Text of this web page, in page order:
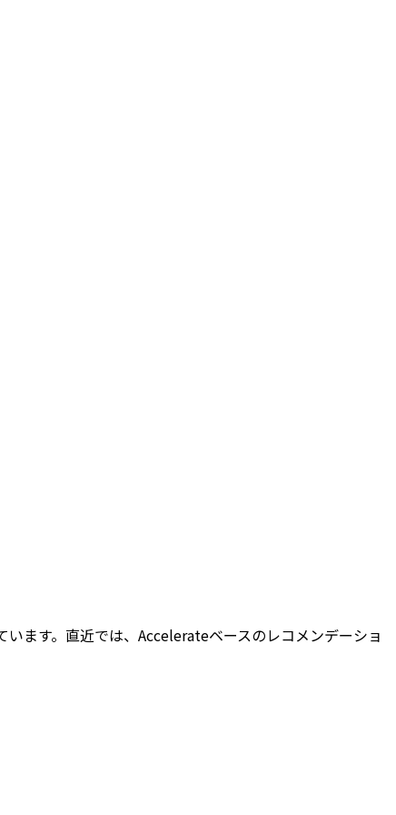
ます。直近では、Accelerateベースのレコメンデーショ